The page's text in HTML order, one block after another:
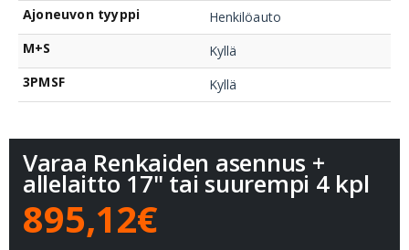
Ajoneuvon tyyppi
Henkilöauto
M+S
Kyllä
3PMSF
Kyllä
Varaa Renkaiden asennus +
allelaitto 17" tai suurempi 4 kpl
895,12€